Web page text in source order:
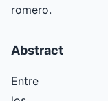
romero.
Abstract
Entre